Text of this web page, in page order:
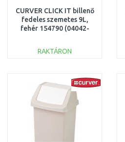
CURVER CLICK IT billenő
fedeles szemetes 9L,
fehér 154790 (04042-
RAKTÁRON
Összehasonlítás